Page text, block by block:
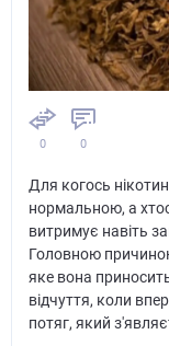
0 0
Для когось
нормальною, а
витримує навіть
Головною
яке вона
відчуття, коли
потяг, який